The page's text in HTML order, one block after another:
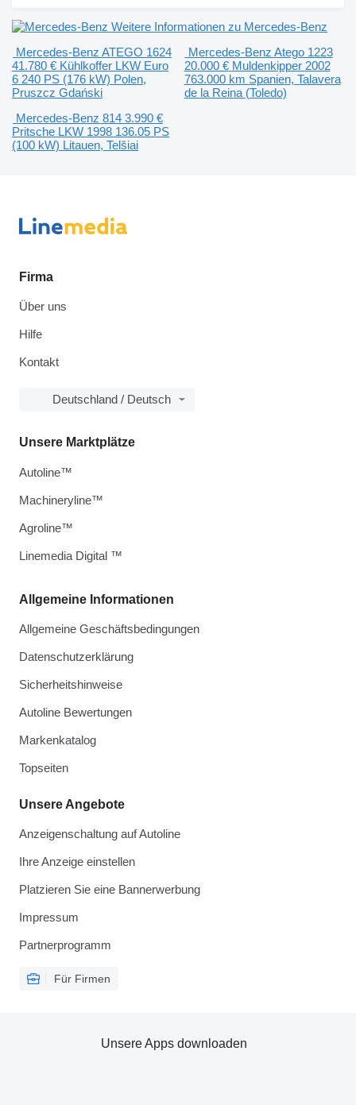
Weitere Informationen zu Mercedes-Benz
Mercedes-Benz ATEGO 1624
41.780 € Kühlkoffer LKW Euro
6 240 PS (176 kW) Polen,
Pruszcz Gdański
Mercedes-Benz Atego 1223
20.000 € Muldenkipper 2002
763.000 km Spanien, Talavera
de la Reina (Toledo)
Mercedes-Benz 814 3.990 €
Pritsche LKW 1998 136.05 PS
(100 kW) Litauen, Telšiai
Firma
Über uns
Hilfe
Kontakt
Deutschland / Deutsch
Allgemeine Informationen
Allgemeine Geschäftsbedingungen
Datenschutzerklärung
Sicherheitshinweise
Autoline Bewertungen
Markenkatalog
Topseiten
Unsere Angebote
Anzeigenschaltung auf Autoline
Ihre Anzeige einstellen
Platzieren Sie eine Bannerwerbung
Impressum
Partnerprogramm
Für Firmen
Unsere Marktplätze
Autoline™
Machineryline™
Agroline™
Linemedia Digital ™
Unsere Apps downloaden